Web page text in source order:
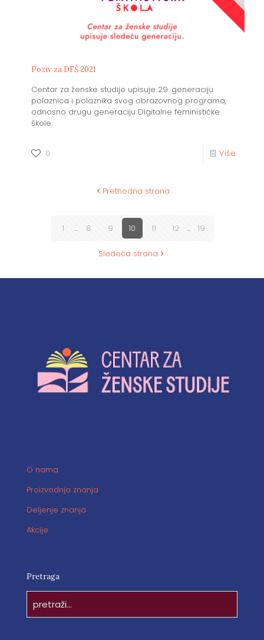
Poziv za DFŠ 2021
Centar za ženske studije upisuje 29. generaciju
polaznica i polaznika svog obrazovnog programa,
odnosno drugu generaciju Digitalne feminističke
škole.
0 Više
Prethodna strana
1 ... 8 9 10 11 12 ... 19
Sledeća strana
O nama
Proizvodnja znanja
Deljenje znanja
Akcije
Pretraga